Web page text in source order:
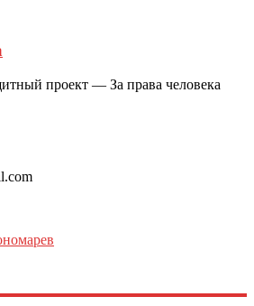
проект — За права человека